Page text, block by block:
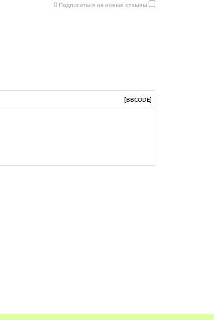
Подписаться на новые отзывы
[BBCODE]